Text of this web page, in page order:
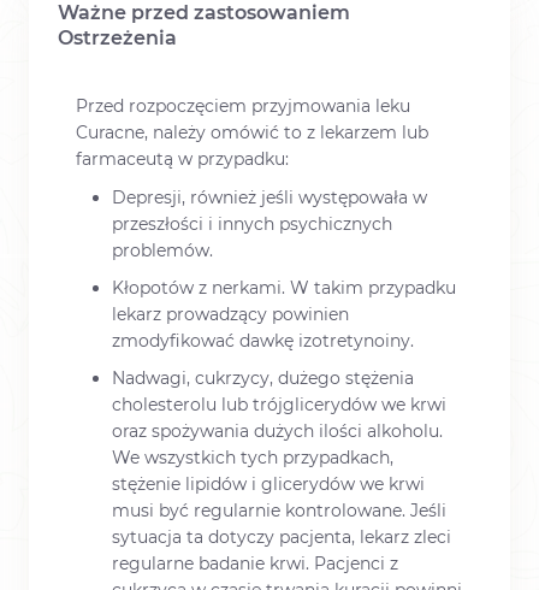
Ważne przed zastosowaniem
Ostrzeżenia
Przed rozpoczęciem przyjmowania leku
Curacne, należy omówić to z lekarzem lub
farmaceutą w przypadku:
Depresji, również jeśli występowała w
przeszłości i innych psychicznych
problemów.
Kłopotów z nerkami. W takim przypadku
lekarz prowadzący powinien
zmodyfikować dawkę izotretynoiny.
Nadwagi, cukrzycy, dużego stężenia
cholesterolu lub trójglicerydów we krwi
oraz spożywania dużych ilości alkoholu.
We wszystkich tych przypadkach,
stężenie lipidów i glicerydów we krwi
musi być regularnie kontrolowane. Jeśli
sytuacja ta dotyczy pacjenta, lekarz zleci
regularne badanie krwi. Pacjenci z